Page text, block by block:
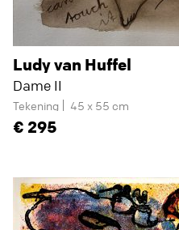
Ludy van Huffel
Dame II
Tekening 45 x 55 cm
295